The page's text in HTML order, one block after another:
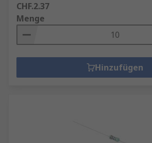
CHF.2.37
Menge
Hinzufügen